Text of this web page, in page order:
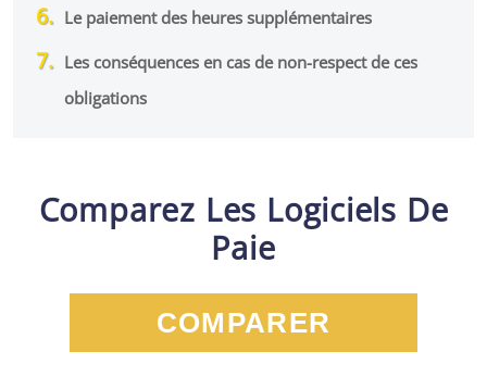
Le paiement des heures supplémentaires
Les conséquences en cas de non-respect de ces
obligations
Comparez Les Logiciels De
Paie
COMPARER